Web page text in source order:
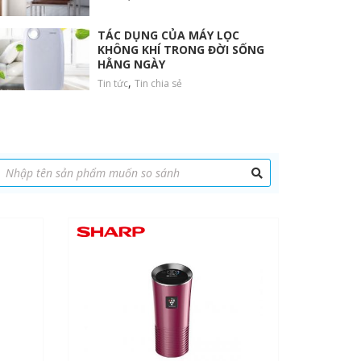
TÁC DỤNG CỦA MÁY LỌC
KHÔNG KHÍ TRONG ĐỜI SỐNG
HẰNG NGÀY
Tin tức, Tin chia sẻ